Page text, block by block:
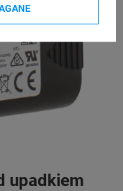
upadkiem